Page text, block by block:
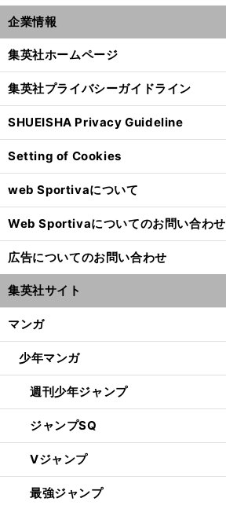
企業情報
集英社ホームページ
集英社プライバシーガイドライン
SHUEISHA Privacy Guideline
Setting of Cookies
web Sportivaについて
Web Sportivaについてのお問い合わせ
広告についてのお問い合わせ
集英社サイト
マンガ
少年マンガ
週刊少年ジャンプ
ジャンプSQ
Vジャンプ
最強ジャンプ